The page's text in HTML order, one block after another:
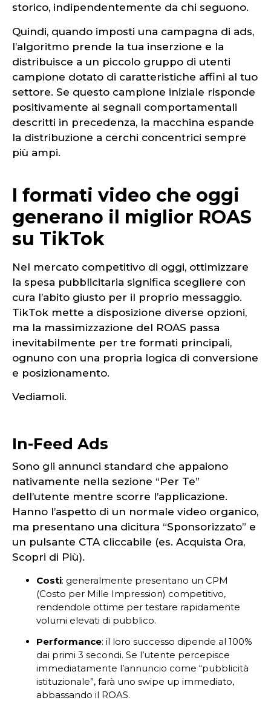
storico, indipendentemente da chi seguono.
Quindi, quando imposti una campagna di ads,
l’algoritmo prende la tua inserzione e la
distribuisce a un piccolo gruppo di utenti
campione dotato di caratteristiche affini al tuo
settore. Se questo campione iniziale risponde
positivamente ai segnali comportamentali
descritti in precedenza, la macchina espande
la distribuzione a cerchi concentrici sempre
più ampi.
I formati video che oggi
generano il miglior ROAS
su TikTok
Nel mercato competitivo di oggi, ottimizzare
la spesa pubblicitaria significa scegliere con
cura l’abito giusto per il proprio messaggio.
TikTok mette a disposizione diverse opzioni,
ma la massimizzazione del ROAS passa
inevitabilmente per tre formati principali,
ognuno con una propria logica di conversione
e posizionamento.
Vediamoli.
In-Feed Ads
Sono gli annunci standard che appaiono
nativamente nella sezione “Per Te”
dell’utente mentre scorre l’applicazione.
Hanno l’aspetto di un normale video organico,
ma presentano una dicitura “Sponsorizzato” e
un pulsante CTA cliccabile (es. Acquista Ora,
Scopri di Più).
Costi: generalmente presentano un CPM
(Costo per Mille Impression) competitivo,
rendendole ottime per testare rapidamente
volumi elevati di pubblico.
Performance: il loro successo dipende al 100%
dai primi 3 secondi. Se l’utente percepisce
immediatamente l’annuncio come “pubblicità
istituzionale”, farà uno swipe up immediato,
abbassando il ROAS.